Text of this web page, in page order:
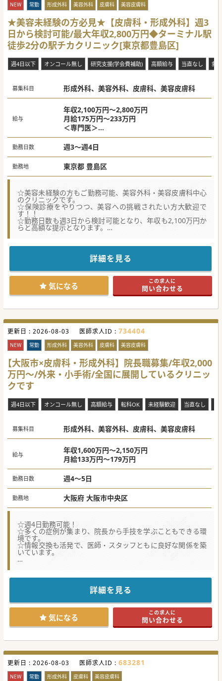
【医療機関情報】
■形成外科医である理事長のもと、高い技術力と医局との連
携を重視した教育システムが特徴です。
■常勤医は週3日と土日のいずれか一日勤務が基本となり、
ワークライフバランスを重視した働き方が可能です。
■形成外科や皮膚科としてのキャリアを途絶えさせず、医局
との連携により復帰できる環境があるのは大きな魅力です。
#業務委託案件 #秋入職可
NEW 常勤 形成外科 美容外科 皮膚科 美容皮膚科
★美容未経験の方必見★【皮膚科・形成外科】週3
日から検討可能/最大年収2,800万円◆ターミナル駅
徒歩2分の駅チカクリニック[東京都豊島区]
週4日以下 オンコール無し 研究支援(学会費補助) 高額給与 当直なし 救
募集科目 形成外科、美容外科、皮膚科、美容皮膚科
給与
年収2,100万円～2,800万円
月給175万円～233万円
＜専門医＞
・週3(土日祝含む)勤務の場合:年収2,100万円
・平日週3の固定勤務＋土日祝月2回勤務(シフ
ト制)：年収2,500万円
・平日週3の固定勤務＋土日週1回勤務(原則固
定勤務)：年収2,800万円
勤務日数 週3～週4日
勤務地 東京都 豊島区
☆美容未経験の方もご勤務可能、美容外科・美容皮膚科中心
のクリニックです。
☆保険診療をやりつつ、美容への挑戦されたい方大歓迎で
す！！
☆勤務日数も週3日から検討可能となり、年収も2,100万円か
らと高額な提示となります。
立地抜群のクリニックで、美容皮膚科・美容外科医を募集と
法人の体制も整っており、
「専門医を取得したものの、美容へ挑戦してみたい」という
方にはおススメの医療機関です！
SNSでも非常に人気がある関西を中心に展開しているクリニ
ックですが、満を持して関東へ進出。
また、長期勤務・キャリアアップを目指す方にも最適な環境
ぜひ、一度お問い合わせくださいませ。
#秋入職可
詳細を見る
気になる この求人に
問い合わせる
更新日 : 2026-08-03 医師求人ID : 734404
NEW 常勤 形成外科 美容外科 皮膚科 美容皮膚科
【大阪市×皮膚科・形成外科】院長職募集/年収2,000
万円～/外来・小手術/全国に展開しているクリニッ
クです
週4日以下 オンコール無し 高額給与 転科OK 未経験歓迎 当直なし
募集科目 形成外科、美容外科、皮膚科、美容皮膚科
給与
年収1,600万円～2,150万円
月給133万円～179万円
勤務日数 週4～5日
勤務地 大阪府 大阪市中央区
☆週4日勤務可能！
☆多くの症例が集まり、院長から手技を学ぶこともできる環
境です。
☆情報交換も活発で、医師・スタッフともに良好な関係を築
いています。
手術、美容医療の勉強をしたい先生、是非一度お問合せ下さ
#秋入職可
詳細を見る
気になる この求人に
問い合わせる
更新日 : 2026-08-03 医師求人ID : 683281
NEW 常勤 形成外科 皮膚科 美容皮膚科